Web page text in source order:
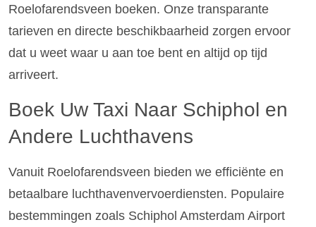
Roelofarendsveen boeken. Onze transparante
tarieven en directe beschikbaarheid zorgen ervoor
dat u weet waar u aan toe bent en altijd op tijd
arriveert.
Boek Uw Taxi Naar Schiphol en
Andere Luchthavens
Vanuit Roelofarendsveen bieden we efficiënte en
betaalbare luchthavenvervoerdiensten. Populaire
bestemmingen zoals Schiphol Amsterdam Airport